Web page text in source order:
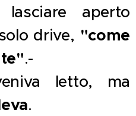
aperto
drive, "come
.-
letto, ma
.